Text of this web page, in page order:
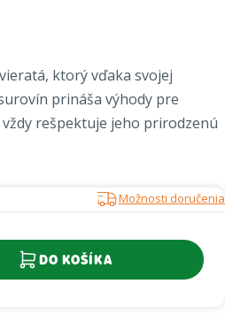
ktorý vďaka svojej
prináša výhody pre
rešpektuje jeho prirodzenú
Možnosti doručenia
DO KOŠÍKA